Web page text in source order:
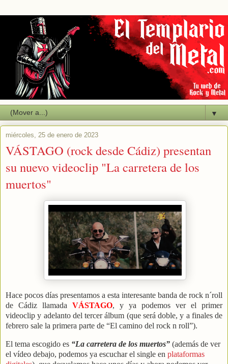
▼
miércoles, 25 de enero de 2023
VÁSTAGO (rock desde Cádiz) presentan
su nuevo videoclip "La carretera de los
muertos"
Hace pocos días presentamos a esta interesante banda de rock n´roll
de Cádiz llamada VÁSTAGO, y ya podemos ver el primer
videoclip y adelanto del tercer álbum (que será doble, y a finales de
febrero sale la primera parte de “El camino del rock n roll”).
El tema escogido es “La carretera de los muertos” (además de ver
el vídeo debajo, podemos ya escuchar el single en plataformas